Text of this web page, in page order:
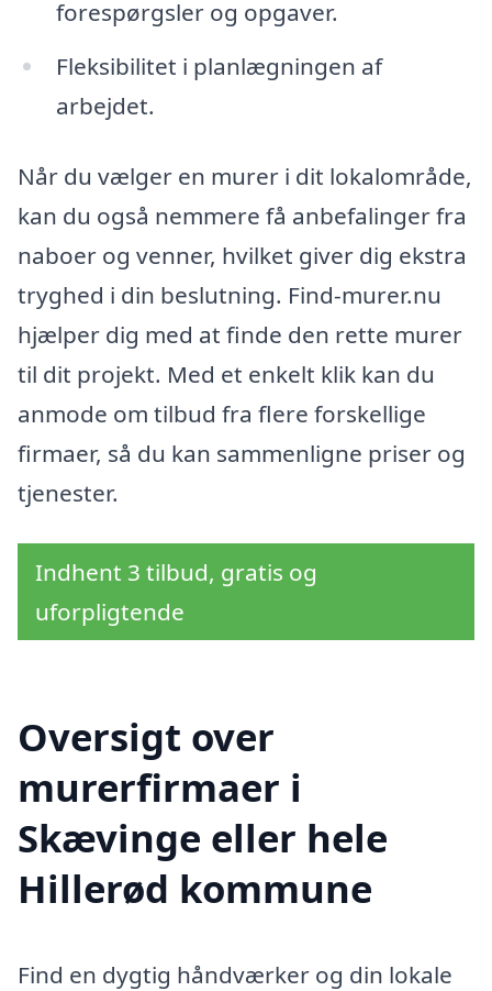
forespørgsler og opgaver.
Fleksibilitet i planlægningen af
arbejdet.
Når du vælger en murer i dit lokalområde,
kan du også nemmere få anbefalinger fra
naboer og venner, hvilket giver dig ekstra
tryghed i din beslutning. Find-murer.nu
hjælper dig med at finde den rette murer
til dit projekt. Med et enkelt klik kan du
anmode om tilbud fra flere forskellige
firmaer, så du kan sammenligne priser og
tjenester.
Indhent 3 tilbud, gratis og
uforpligtende
Oversigt over
murerfirmaer i
Skævinge eller hele
Hillerød kommune
Find en dygtig håndværker og din lokale